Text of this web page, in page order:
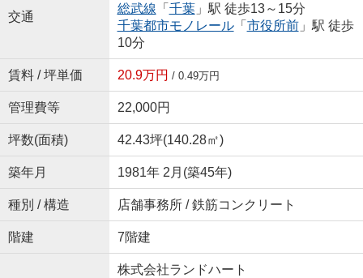
交通
総武線 「 千葉」駅 徒歩13～15分
千葉都市モノレール「 市役所前」駅 徒歩
10分
賃料 / 坪単価 20.9万円 / 0.49万円
管理費等 22,000円
坪数(面積) 42.43坪(140.28㎡)
築年月 1981年 2月(築45年)
種別 / 構造 店舗事務所 / 鉄筋コンクリート
階建 7階建
株式会社ランドハート